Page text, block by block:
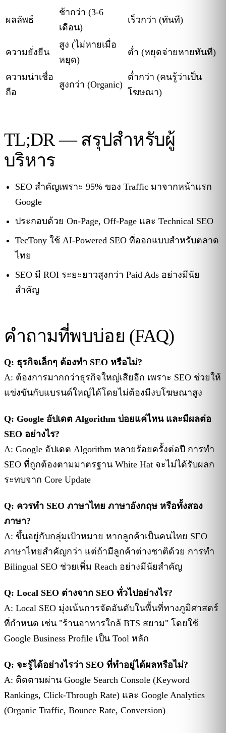
ผลลัพธ์
ช้ากว่า (3-6
เดือน)
เร็วกว่า (ทันที)
ความยั่งยืน
สูง (ไม่หายเมื่อ
หยุด)
ต่ำ (หยุดจ่ายหายทันที)
ความน่าเชื่อ
ถือ
สูงกว่า (Organic)
ต่ำกว่า (คนรู้ว่าเป็น
โฆษณา)
TL;DR — สรุปสำหรับผู้
บริหาร
SEO สำคัญเพราะ 95% ของ Traffic มาจากหน้าแรก
Google
ประกอบด้วย On-Page, Off-Page และ Technical SEO
TecTony ใช้ AI-Powered SEO ที่ออกแบบสำหรับตลาด
ไทย
SEO มี ROI ระยะยาวสูงกว่า Paid Ads อย่างมีนัย
สำคัญ
คำถามที่พบบ่อย (FAQ)
Q: ธุรกิจเล็กๆ ต้องทำ SEO หรือไม่?
A: ต้องการมากกว่าธุรกิจใหญ่เสียอีก เพราะ SEO ช่วยให้
แข่งขันกับแบรนด์ใหญ่ได้โดยไม่ต้องมีงบโฆษณาสูง
Q: Google อัปเดต Algorithm บ่อยแค่ไหน และมีผลต่อ
SEO อย่างไร?
A: Google อัปเดต Algorithm หลายร้อยครั้งต่อปี การทำ
SEO ที่ถูกต้องตามมาตรฐาน White Hat จะไม่ได้รับผลก
ระทบจาก Core Update
Q: ควรทำ SEO ภาษาไทย ภาษาอังกฤษ หรือทั้งสอง
ภาษา?
A: ขึ้นอยู่กับกลุ่มเป้าหมาย หากลูกค้าเป็นคนไทย SEO
ภาษาไทยสำคัญกว่า แต่ถ้ามีลูกค้าต่างชาติด้วย การทำ
Bilingual SEO ช่วยเพิ่ม Reach อย่างมีนัยสำคัญ
Q: Local SEO ต่างจาก SEO ทั่วไปอย่างไร?
A: Local SEO มุ่งเน้นการจัดอันดับในพื้นที่ทางภูมิศาสตร์
ที่กำหนด เช่น "ร้านอาหารใกล้ BTS สยาม" โดยใช้
Google Business Profile เป็น Tool หลัก
Q: จะรู้ได้อย่างไรว่า SEO ที่ทำอยู่ได้ผลหรือไม่?
A: ติดตามผ่าน Google Search Console (Keyword
Rankings, Click-Through Rate) และ Google Analytics
(Organic Traffic, Bounce Rate, Conversion)